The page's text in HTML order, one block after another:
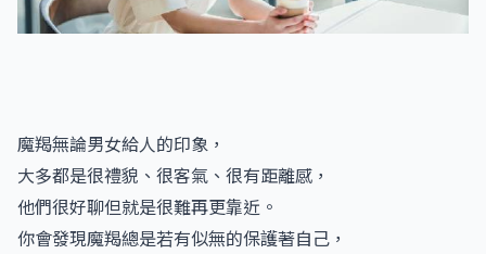
魔羯無論男女給人的印象，
大多都是很禮貌、很客氣、很有距離感，
他們很好聊但就是很難再更靠近。
你會發現魔羯總是若有似無的保護著自己，